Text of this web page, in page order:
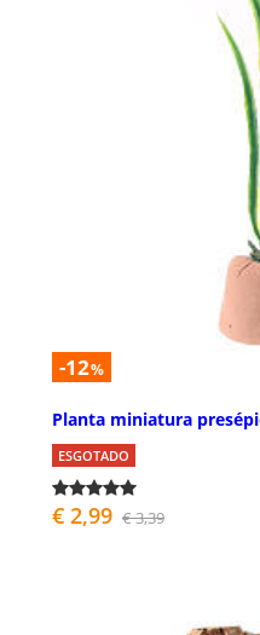
-12%
Planta miniatura
ESGOTADO
€ 2,99 € 3,39